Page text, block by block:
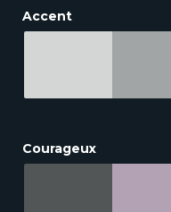
Accent
Courageux